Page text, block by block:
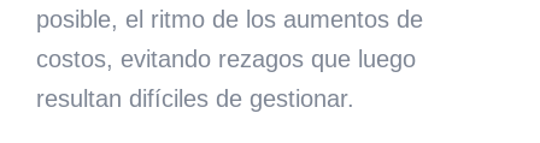
posible, el ritmo de los aumentos de
costos, evitando rezagos que luego
resultan difíciles de gestionar.